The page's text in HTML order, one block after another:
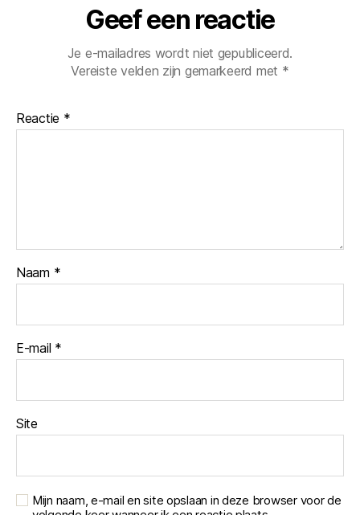
Geef een reactie
Je e-mailadres wordt niet gepubliceerd.
Vereiste velden zijn gemarkeerd met *
Reactie *
Naam *
E-mail *
Site
Mijn naam, e-mail en site opslaan in deze browser voor de